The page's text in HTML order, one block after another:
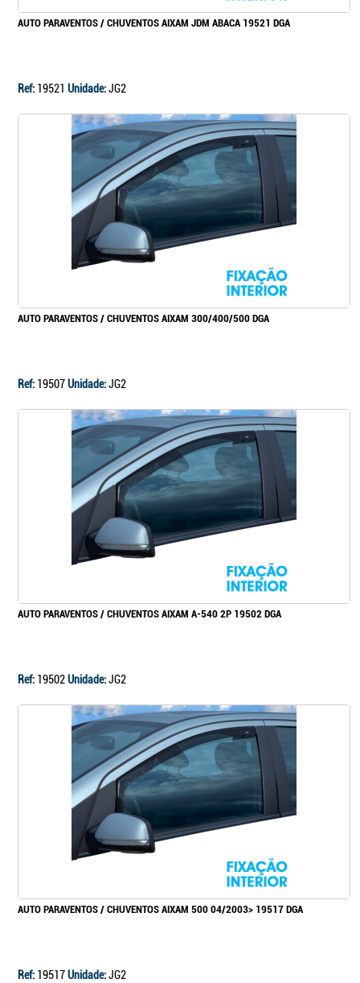
AUTO PARAVENTOS / CHUVENTOS AIXAM JDM ABACA 19521 DGA
Ref: 19521 Unidade:JG2
AUTO PARAVENTOS / CHUVENTOS AIXAM 300/400/500 DGA
Ref: 19507Unidade:JG2
AUTO PARAVENTOS / CHUVENTOS AIXAM A-540 2P 19502 DGA
Ref: 19502Unidade:JG2
AUTO PARAVENTOS / CHUVENTOS AIXAM 500 04/2003> 19517 DGA
Ref: 19517Unidade:JG2
Continuar a comprar